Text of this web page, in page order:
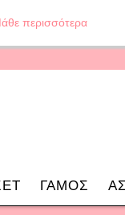
περισσότερα
ΓΑΜΟΣ